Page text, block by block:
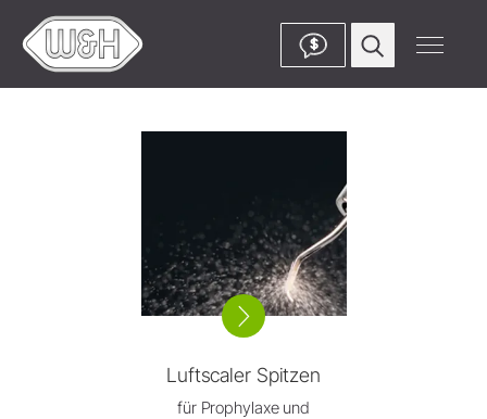
$
Luftscaler Spitzen
für Prophylaxe und